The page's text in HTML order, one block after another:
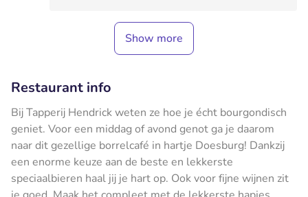
Show more
Restaurant info
Bij Tapperij Hendrick weten ze hoe je écht bourgondisch
geniet. Voor een middag of avond genot ga je daarom
naar dit gezellige borrelcafé in hartje Doesburg! Dankzij
een enorme keuze aan de beste en lekkerste
speciaalbieren haal jij je hart op. Ook voor fijne wijnen zit